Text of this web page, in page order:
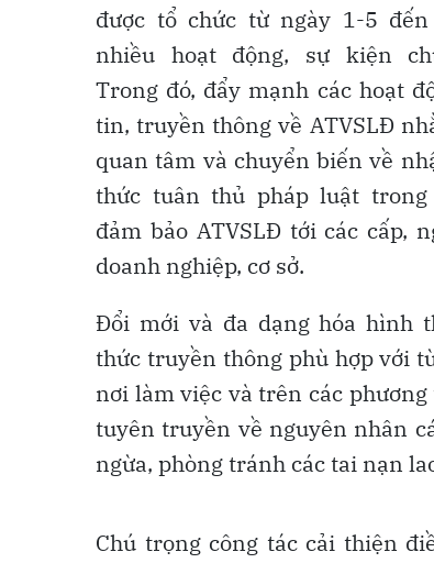
được tổ chức từ ngày 1-5
nhiều hoạt động, sự kiện
Trong đó, đẩy mạnh các hoạt
tin, truyền thông về ATVSLĐ
quan tâm và chuyển biến về
thức tuân thủ pháp luật trong
đảm bảo ATVSLĐ tới các cấp,
doanh nghiệp, cơ sở.
Đổi mới và đa dạng hóa hình
thức truyền thông phù hợp với
nơi làm việc và trên các
tuyên truyền về nguyên nhân
ngừa, phòng tránh các tai nạn
Chú trọng công tác cải thiện